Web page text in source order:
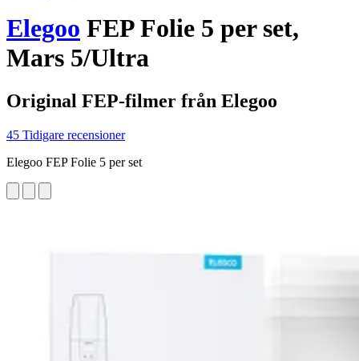
Elegoo FEP Folie 5 per set,
Mars 5/Ultra
Original FEP-filmer från Elegoo
45 Tidigare recensioner
Elegoo FEP Folie 5 per set